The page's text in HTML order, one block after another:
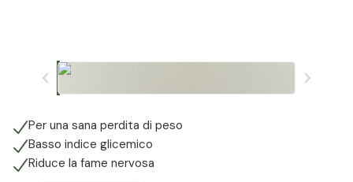
Per una sana perdita di peso
Basso indice glicemico
Riduce la fame nervosa